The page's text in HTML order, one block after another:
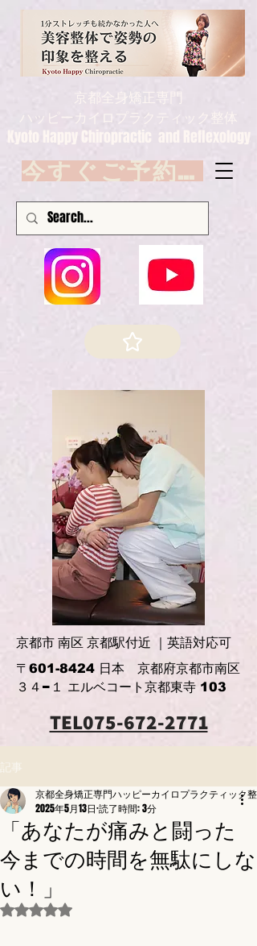
京都全身矯正専門
ハッピーカイロプラクティック整体
Kyoto Happy Chiropractic and Reflexology
今すぐご予約 Book now
京都市 南区 京都駅付近 ｜英語対応可
〒601-8424 日本 京都府京都市南区
３４−１ エルベコート京都東寺 103
TEL075-672-2771
記事
「あなたが痛みと闘った
今までの時間を無駄にしな
い！」
京都全身矯正専門ハッピーカイロプラクティック整
2025年5月13日 読了時間: 3分
5つ星のうちNaNと評価されています。